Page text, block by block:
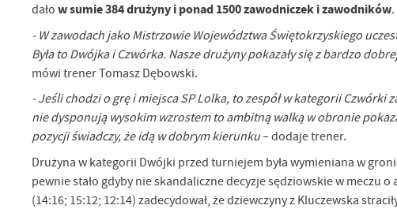
dało w sumie 384 drużyny i ponad 1500 zawodniczek i zawodników.
- W zawodach jako Mistrzowie Województwa Świętokrzyskiego
Była to Dwójka i Czwórka. Nasze drużyny pokazały się z bardzo
mówi trener Tomasz Dębowski.
- Jeśli chodzi o grę i miejsca SP Lolka, to zespół w kategorii
nie dysponują wysokim wzrostem to ambitną walką w obronie
pozycji świadczy, że idą w dobrym kierunku– dodaje trener.
Drużyna w kategorii Dwójki przed turniejem była wymieniana w
pewnie stało gdyby nie skandaliczne decyzje sędziowskie w meczu
(14:16; 15:12; 12:14) zadecydował, że dziewczyny z Kluczewska